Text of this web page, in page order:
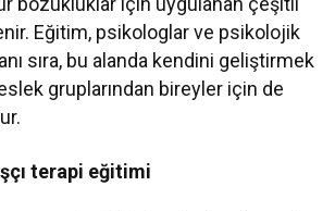
Eğitim, psikologlar ve psikolojik
sıra, bu alanda kendini geliştirmek
gruplarından bireyler için de
terapi eğitimi